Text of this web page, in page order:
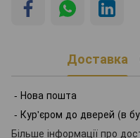
Доставка
- Нова пошта
- Кур'єром до дверей (в
Більше інформації про